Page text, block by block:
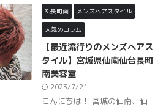
3.長町南 メンズヘアスタイル
人気のコラム
【最近流行りのメンズヘアス
タイル】宮城県仙南仙台長町
南美容室
2023/7/21
こんにちは！ 宮城の仙南、仙